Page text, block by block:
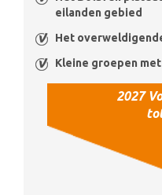
eilanden gebied
Het
Kleine groepen
2027